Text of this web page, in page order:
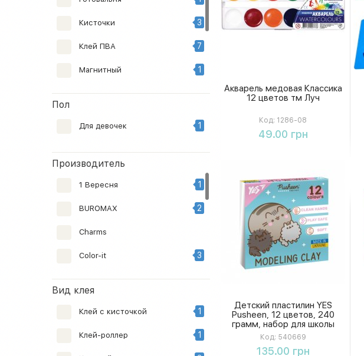
Кисточки 3
Клей ПВА 7
Магнитный 1
Набор красок 1
Циркуль
Пол
Для девочек 1
Производитель
1 Вересня 1
BUROMAX 2
Charms
Color-it 3
Kite
Вид клея
Клей с кисточкой 1
Клей-роллер 1
Акварель медовая Классика
12 цветов тм Луч
Код: 1286-08
49.00 грн
Купить
Детский пластилин YES
Pusheen, 12 цветов, 240
грамм, набор для школы
Код: 540669
135.00 грн
Купить